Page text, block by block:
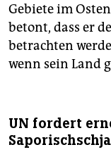
Gebiete im
betont, dass er
betrachten
wenn sein Land
UN fordert
Saporischschja